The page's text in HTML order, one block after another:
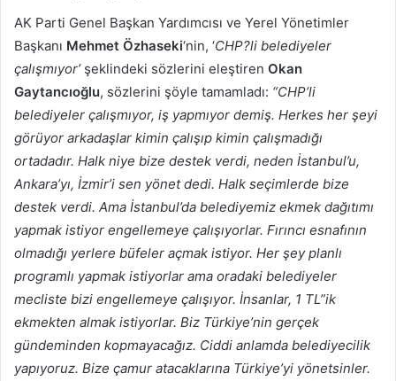
AK Parti Genel Başkan Yardımcısı ve Yerel Yönetimler
Başkanı Mehmet Özhaseki‘nin, ‘CHP?li belediyeler
çalışmıyor’şeklindeki sözlerini eleştiren Okan
Gaytancıoğlu, sözlerini şöyle tamamladı: “CHP’li
belediyeler çalışmıyor, iş yapmıyor demiş. Herkes her şeyi
görüyor arkadaşlar kimin çalışıp kimin çalışmadığı
ortadadır. Halk niye bize destek verdi, neden İstanbul’u,
Ankara’yı, İzmir’i sen yönet dedi. Halk seçimlerde bize
destek verdi. Ama İstanbul’da belediyemiz ekmek dağıtımı
yapmak istiyor engellemeye çalışıyorlar. Fırıncı esnafının
olmadığı yerlere büfeler açmak istiyor. Her şey planlı
programlı yapmak istiyorlar ama oradaki belediyeler
mecliste bizi engellemeye çalışıyor. İnsanlar, 1 TL”ik
ekmekten almak istiyorlar. Biz Türkiye’nin gerçek
gündeminden kopmayacağız. Ciddi anlamda belediyecilik
yapıyoruz. Bize çamur atacaklarına Türkiye’yi yönetsinler.